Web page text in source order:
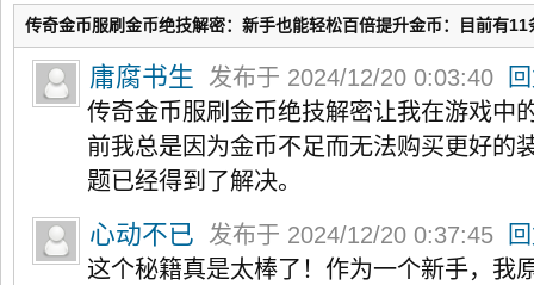
传奇金币服刷金币绝技解密：新手也能轻松百倍提升金币：目前有11
庸腐书生 发布于 2024/12/20 0:03:40
传奇金币服刷金币绝技解密让我在游戏中
前我总是因为金币不足而无法购买更好的
题已经得到了解决。
心动不已 发布于 2024/12/20 0:37:45
这个秘籍真是太棒了！作为一个新手，我